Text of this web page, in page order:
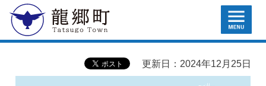
龍郷町 MENU
更新日：2024年12月25日